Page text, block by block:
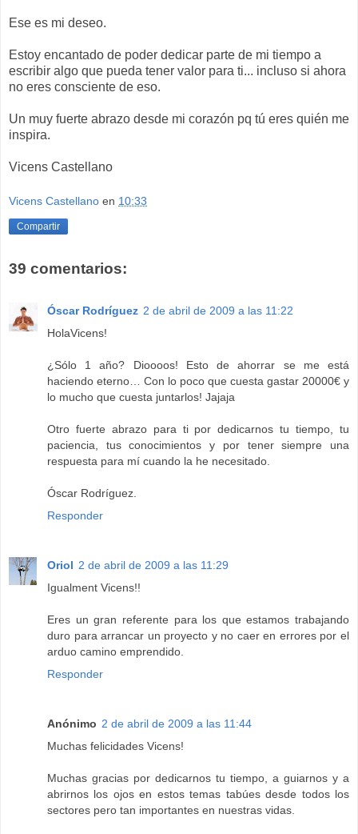
Ese es mi deseo.
Estoy encantado de poder dedicar parte de mi tiempo a
escribir algo que pueda tener valor para ti... incluso si ahora
no eres consciente de eso.
Un muy fuerte abrazo desde mi corazón pq tú eres quién me
inspira.
Vicens Castellano
Vicens Castellano en 10:33
Compartir
39 comentarios:
Óscar Rodríguez 2 de abril de 2009 a las 11:22
HolaVicens!
¿Sólo 1 año? Dioooos! Esto de ahorrar se me está
haciendo eterno… Con lo poco que cuesta gastar 20000€ y
lo mucho que cuesta juntarlos! Jajaja
Otro fuerte abrazo para ti por dedicarnos tu tiempo, tu
paciencia, tus conocimientos y por tener siempre una
respuesta para mí cuando la he necesitado.
Óscar Rodríguez.
Responder
Oriol 2 de abril de 2009 a las 11:29
Igualment Vicens!!
Eres un gran referente para los que estamos trabajando
duro para arrancar un proyecto y no caer en errores por el
arduo camino emprendido.
Responder
Anónimo 2 de abril de 2009 a las 11:44
Muchas felicidades Vicens!
Muchas gracias por dedicarnos tu tiempo, a guiarnos y a
abrirnos los ojos en estos temas tabúes desde todos los
sectores pero tan importantes en nuestras vidas.